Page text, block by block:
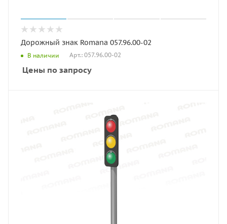
Дорожный знак Romana 057.96.00-02
В наличии Арт.: 057.96.00-02
Цены по запросу